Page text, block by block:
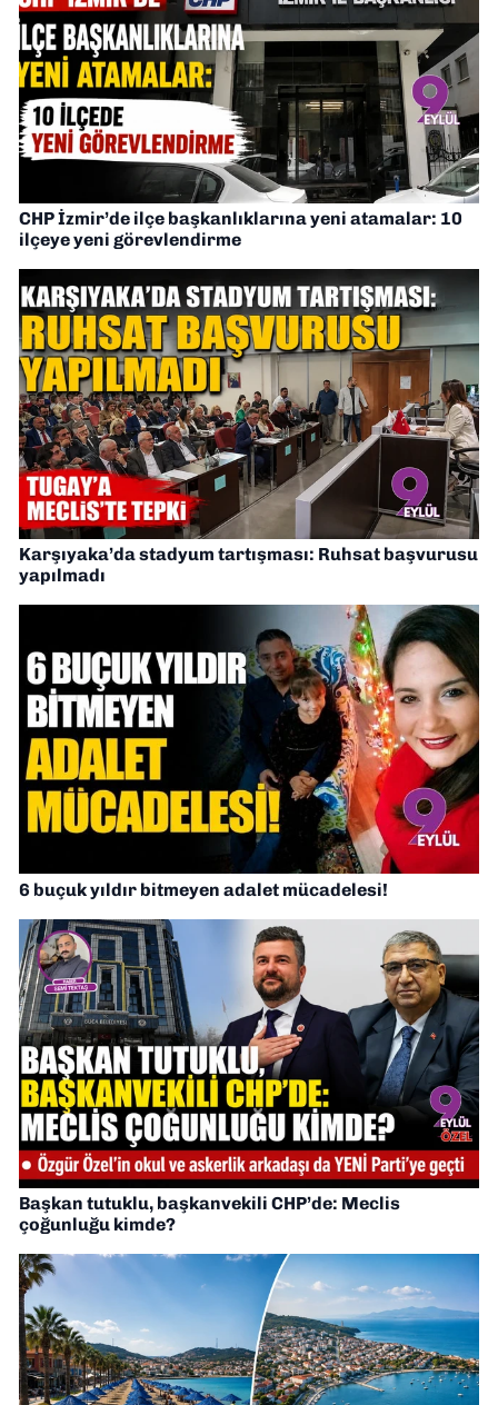
CHP İzmir’de ilçe başkanlıklarına yeni atamalar: 10
ilçeye yeni görevlendirme
Karşıyaka’da stadyum tartışması: Ruhsat başvurusu
yapılmadı
6 buçuk yıldır bitmeyen adalet mücadelesi!
Başkan tutuklu, başkanvekili CHP’de: Meclis
çoğunluğu kimde?